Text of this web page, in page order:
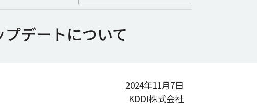
デートについて
2024年11月7日
KDDI株式会社